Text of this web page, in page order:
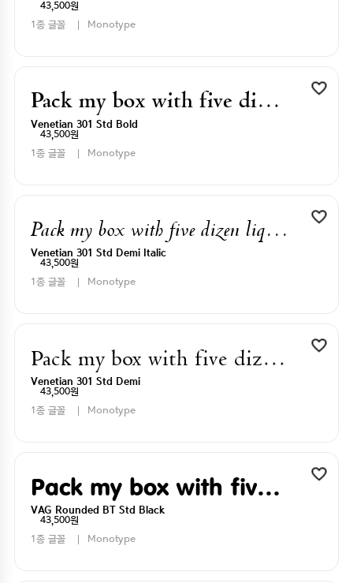
43,500원
1종 글꼴
Monotype
Pack my box with five dizen liquor jugs
Venetian 301 Std Bold
43,500원
1종 글꼴
Monotype
Pack my box with five dizen liquor jugs
Venetian 301 Std Demi Italic
43,500원
1종 글꼴
Monotype
Pack my box with five dizen liquor jugs
Venetian 301 Std Demi
43,500원
1종 글꼴
Monotype
Pack my box with five dizen liquor jugs
VAG Rounded BT Std Black
43,500원
1종 글꼴
Monotype